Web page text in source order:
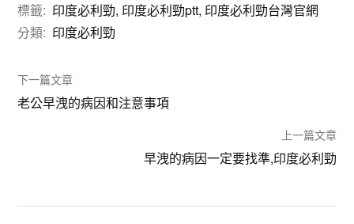
標籤: 印度必利勁, 印度必利勁ptt, 印度必利勁台灣官網
分類: 印度必利勁
下一篇文章
老公早洩的病因和注意事項
上一篇文章
早洩的病因一定要找準,印度必利勁